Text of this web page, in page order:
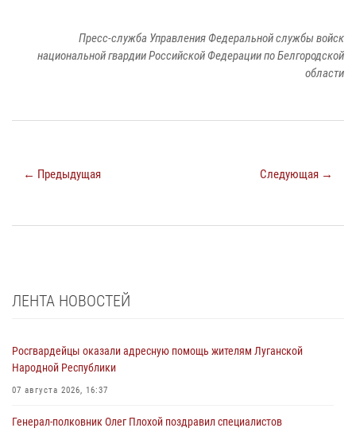
Пресс-служба Управления Федеральной службы войск
национальной гвардии Российской Федерации по Белгородской
области
← Предыдущая Следующая →
ЛЕНТА НОВОСТЕЙ
Росгвардейцы оказали адресную помощь жителям Луганской
Народной Республики
07 августа 2026, 16:37
Генерал-полковник Олег Плохой поздравил специалистов